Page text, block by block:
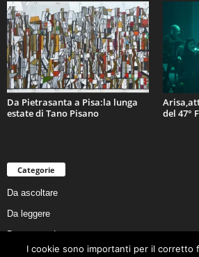
Da Pietrasanta a Pisa:la lunga
estate di Tano Pisano
del 47°
Categorie
Da ascoltare
Da leggere
Da non perdere
I cookie sono importanti per il corretto